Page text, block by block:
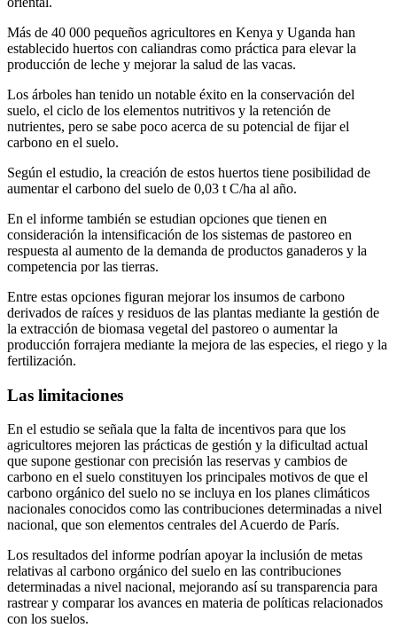
Más de 40 000 pequeños agricultores en Kenya y Uganda han
establecido huertos con caliandras como práctica para elevar la
producción de leche y mejorar la salud de las vacas.
Los árboles han tenido un notable éxito en la conservación del
suelo, el ciclo de los elementos nutritivos y la retención de
nutrientes, pero se sabe poco acerca de su potencial de fijar el
carbono en el suelo.
Según el estudio, la creación de estos huertos tiene posibilidad de
aumentar el carbono del suelo de 0,03 t C/ha al año.
En el informe también se estudian opciones que tienen en
consideración la intensificación de los sistemas de pastoreo en
respuesta al aumento de la demanda de productos ganaderos y la
competencia por las tierras.
Entre estas opciones figuran mejorar los insumos de carbono
derivados de raíces y residuos de las plantas mediante la gestión de
la extracción de biomasa vegetal del pastoreo o aumentar la
producción forrajera mediante la mejora de las especies, el riego y la
fertilización.
Las limitaciones
En el estudio se señala que la falta de incentivos para que los
agricultores mejoren las prácticas de gestión y la dificultad actual
que supone gestionar con precisión las reservas y cambios de
carbono en el suelo constituyen los principales motivos de que el
carbono orgánico del suelo no se incluya en los planes climáticos
nacionales conocidos como las contribuciones determinadas a nivel
nacional, que son elementos centrales del Acuerdo de París.
Los resultados del informe podrían apoyar la inclusión de metas
relativas al carbono orgánico del suelo en las contribuciones
determinadas a nivel nacional, mejorando así su transparencia para
rastrear y comparar los avances en materia de políticas relacionados
con los suelos.